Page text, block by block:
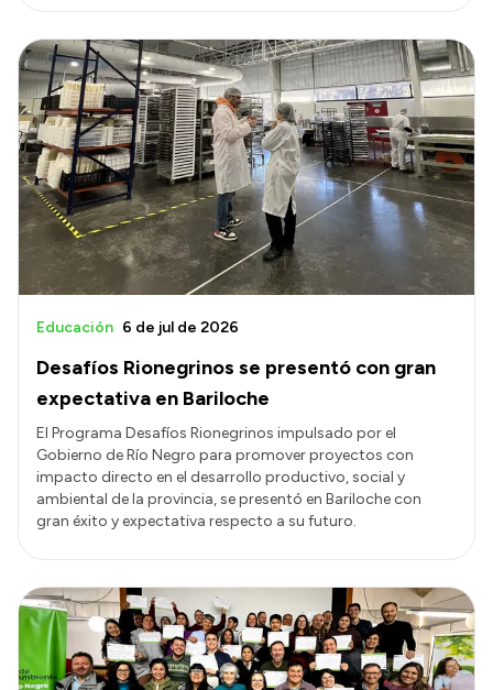
Desafíos Rionegrinos se presentó con gran
expectativa en Bariloche
Educación 6 de jul de 2026
El Programa Desafíos Rionegrinos impulsado por el
Gobierno de Río Negro para promover proyectos con
impacto directo en el desarrollo productivo, social y
ambiental de la provincia, se presentó en Bariloche con
gran éxito y expectativa respecto a su futuro.